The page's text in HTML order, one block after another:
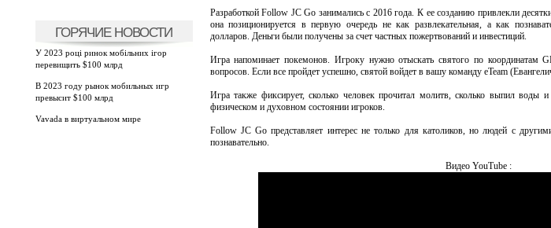
ГОРЯЧИЕ НОВОСТИ
У 2023 році ринок мобільних ігор
перевищить $100 млрд
В 2023 году рынок мобильных игр
превысит $100 млрд
Vavada в виртуальном мире
Разработкой Follow JC Go занимались с 2016 года. К ее созданию привлекли
она позиционируется в первую очередь не как развлекательная, а как
долларов. Деньги были получены за счет частных пожертвований и инвестиций.
Игра напоминает покемонов. Игроку нужно отыскать святого по координатам
вопросов. Если все пройдет успешно, святой войдет в вашу команду eTeam
Игра также фиксирует, сколько человек прочитал молитв, сколько выпил
физическом и духовном состоянии игроков.
Follow JC Go представляет интерес не только для католиков, но людей с
познавательно.
Видео YouTube :